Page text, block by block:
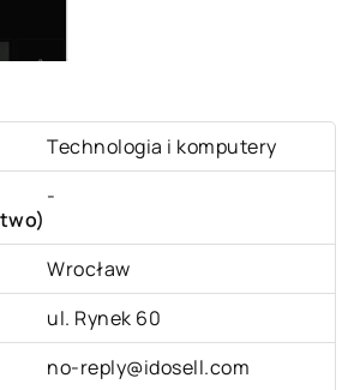
Technologia i komputery
-
Wrocław
ul. Rynek 60
no-reply@idosell.com